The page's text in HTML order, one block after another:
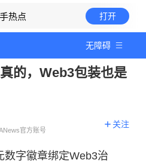
热点 打开
无障碍
的，Web3包装也是
官方账号
关注
数字徽章绑定Web3治